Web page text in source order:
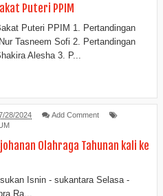
Puteri PPIM
Puteri PPIM 1. Pertandingan
Tasneem Sofi 2. Pertandingan
Alesha 3. P...
28/2024
Add Comment
Olahraga Tahunan kali ke
Isnin - sukantara Selasa -
Ra...